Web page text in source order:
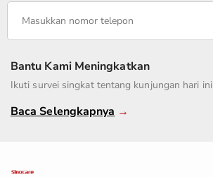
Bantu Kami Meningkatkan
Ikuti survei singkat tentang kunjungan hari ini
Baca Selengkapnya →